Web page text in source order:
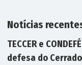
Notícias
TECCER e
defesa do Cerrado